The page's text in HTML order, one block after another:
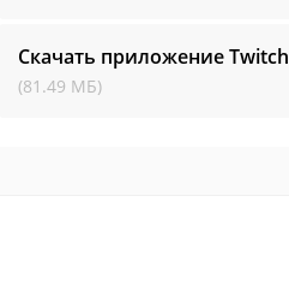
Скачать приложение Twitch
(81.49 МБ)